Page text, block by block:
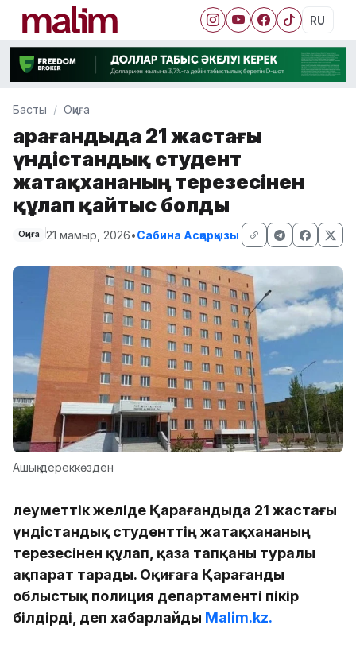
RU
Басты Оқиға
Қарағандыда 21 жастағы
үндістандық студент
жатақхананың терезесінен
құлап қайтыс болды
Оқиға 21 мамыр, 2026•Сабина Асқарқызы
Ашық дереккөзден
Әлеуметтік желіде Қарағандыда 21 жастағы
үндістандық студенттің жатақхананың
терезесінен құлап, қаза тапқаны туралы
ақпарат тарады. Оқиғаға Қарағанды
облыстық полиция департаменті пікір
білдірді, деп хабарлайды Malim.kz.